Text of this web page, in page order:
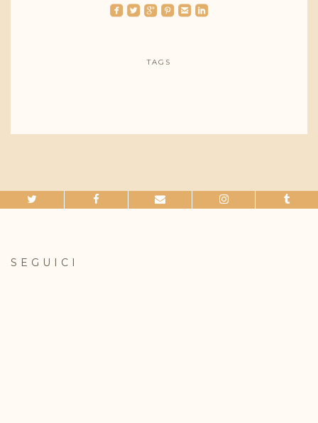
roundedfacebook roundedtwitterbird roundedgoogleplus roundedpinterest roundedemail roundedlinkedin
TAGS
SEGUICI